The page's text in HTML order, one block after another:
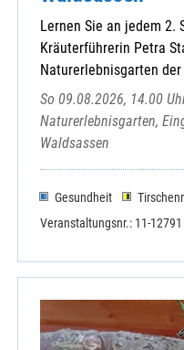
Lernen Sie an jedem 2.
Kräuterführerin Petra
Naturerlebnisgarten
So 09.08.2026, 14.00
Naturerlebnisgarten,
Waldsassen
Gesundheit
Veranstaltungsnr.: 11-12791